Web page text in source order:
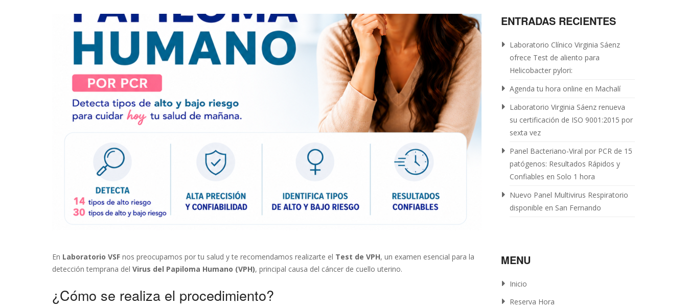
En Laboratorio VSF nos preocupamos por tu salud y te recomendamos realizarte el Test de VPH, un examen esencial para la
detección temprana del Virus del Papiloma Humano (VPH), principal causa del cáncer de cuello uterino.
¿Cómo se realiza el procedimiento?
ENTRADAS RECIENTES
Laboratorio Clínico Virginia Sáenz
ofrece Test de aliento para
Helicobacter pylori:
Agenda tu hora online en Machalí
Laboratorio Virginia Sáenz renueva
su certificación de ISO 9001:2015 por
sexta vez
Panel Bacteriano-Viral por PCR de 15
patógenos: Resultados Rápidos y
Confiables en Solo 1 hora
Nuevo Panel Multivirus Respiratorio
disponible en San Fernando
MENU
Inicio
Reserva Hora